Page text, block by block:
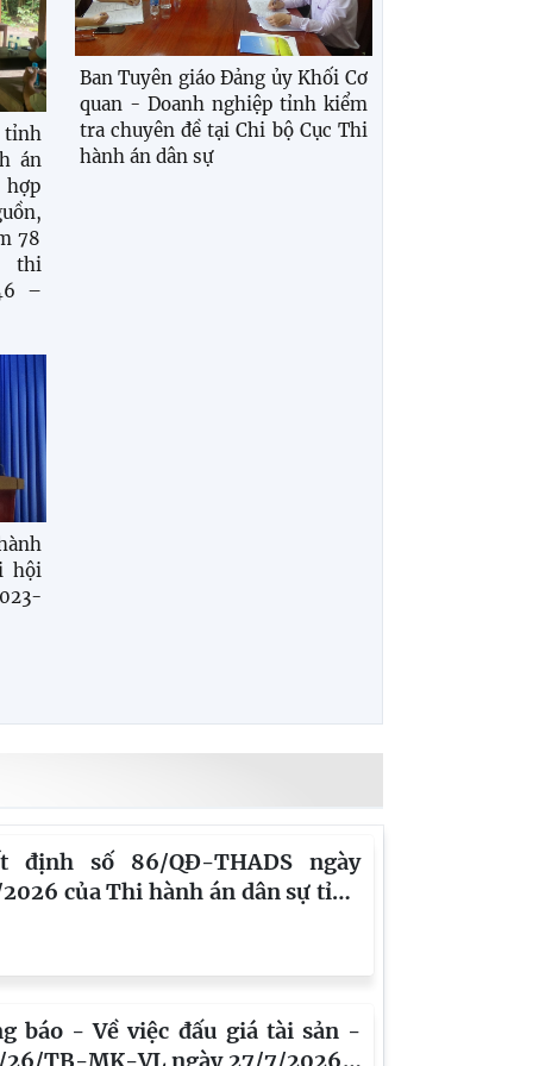
án
hợp
78
thi
–
Ban Tuyên giáo Đảng ủy Khối Cơ
quan - Doanh nghiệp tỉnh kiểm
tra chuyên đề tại Chi bộ Cục Thi
hành án dân sự
hội
định số 86/QĐ-THADS ngày
của Thi hành án dân sự tỉnh
2026 của Thi hành án dân sự
báo - Về việc đấu giá tài sản -